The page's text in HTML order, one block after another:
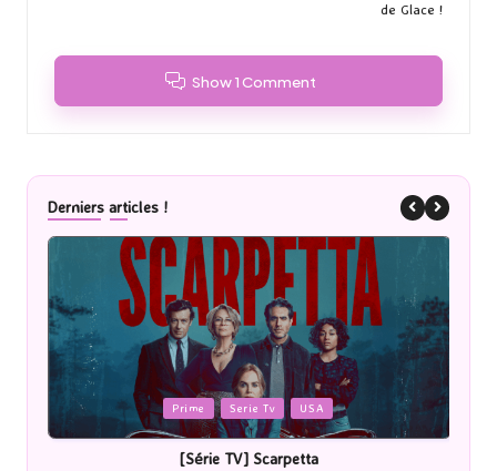
de Glace !
Show 1 Comment
Derniers articles !
Posted
in
Prime Serie Tv USA
[Série TV] Scarpetta